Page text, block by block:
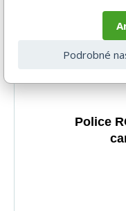
Police
Podrobné